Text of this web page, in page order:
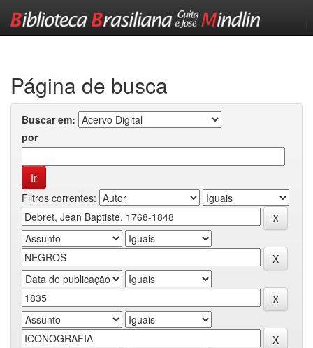
Página de busca
Buscar em:
por
Filtros correntes: